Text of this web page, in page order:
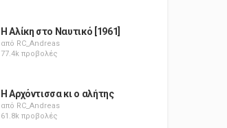
Η Αλίκη στο Ναυτικό [1961]
από RC_Andreas
77.4k προβολές
Η Αρχόντισσα κι ο αλήτης
από RC_Andreas
61.8k προβολές